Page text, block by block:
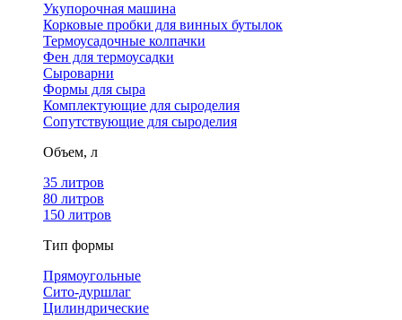
Укупорочная машина
Корковые пробки для винных бутылок
Термоусадочные колпачки
Фен для термоусадки
Сыроварни
Формы для сыра
Комплектующие для сыроделия
Сопутствующие для сыроделия
Объем, л
35 литров
80 литров
150 литров
Тип формы
Прямоугольные
Сито-дуршлаг
Цилиндрические